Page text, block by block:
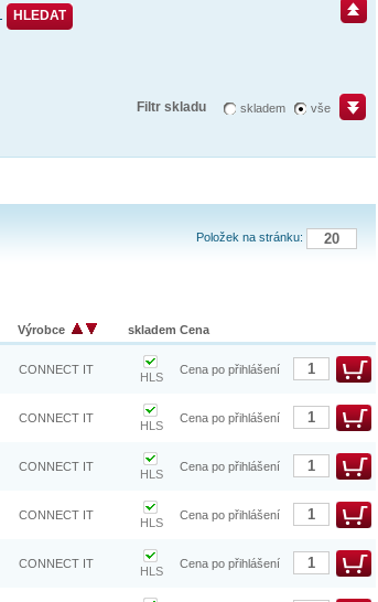
HLEDAT
Filtr skladu skladem vše
Položek na stránku:
Výrobce skladem Cena
CONNECT IT
HLS
Cena po přihlášení
CONNECT IT
HLS
Cena po přihlášení
CONNECT IT
HLS
Cena po přihlášení
CONNECT IT
HLS
Cena po přihlášení
CONNECT IT
HLS
Cena po přihlášení